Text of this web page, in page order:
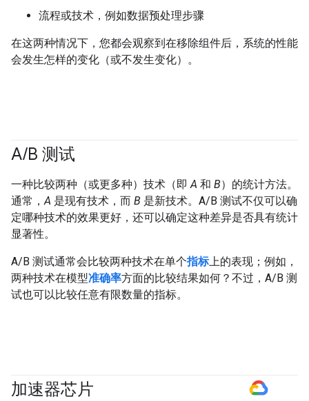
流程或技术，例如数据预处理步骤
在这两种情况下，您都会观察到在移除组件后，系统的性能
会发生怎样的变化（或不发生变化）。
A/B 测试
一种比较两种（或更多种）技术（即A 和 B）的统计方法。
通常，A 是现有技术，而 B 是新技术。A/B 测试不仅可以确
定哪种技术的效果更好，还可以确定这种差异是否具有统计
显著性。
A/B 测试通常会比较两种技术在单个指标上的表现；例如，
两种技术在模型准确率方面的比较结果如何？不过，A/B 测
试也可以比较任意有限数量的指标。
加速器芯片 #GoogleCloud